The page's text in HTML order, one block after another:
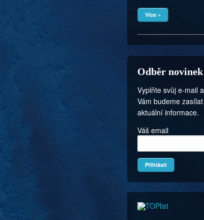
Více »
Odběr novinek
Vyplňte svůj e-mail
Vám budeme zasílat
aktuální informace.
Váš email